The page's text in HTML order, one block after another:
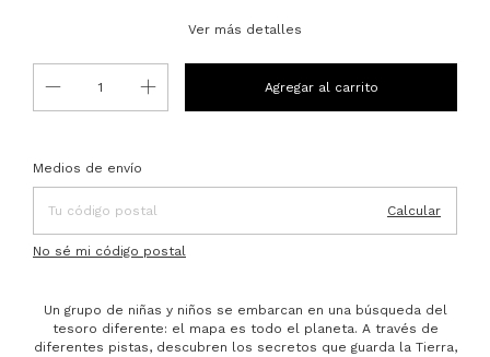
Ver más detalles
Entregas para el CP:
Medios de envío
Calcular
No sé mi código postal
Un grupo de niñas y niños se embarcan en una búsqueda del
tesoro diferente: el mapa es todo el planeta. A través de
diferentes pistas, descubren los secretos que guarda la Tierra,